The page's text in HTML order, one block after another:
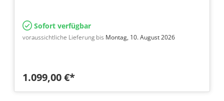
Sofort verfügbar
voraussichtliche Lieferung bis Montag, 10. August 2026
1.099,00 €*